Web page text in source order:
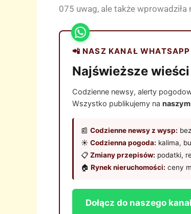
075 uwag, ale także wprowadziła
📲 NASZ KANAŁ WHATSAPP
Najświeższe
Codzienne newsy, alerty
Wszystko publikujemy na naszym
📰 Codzienne newsy z wysp:
☀️ Codzienna pogoda: kalima,
📋 Zmiany przepisów: podatki,
🏠 Rynek nieruchomości: ceny
Dołącz do naszego